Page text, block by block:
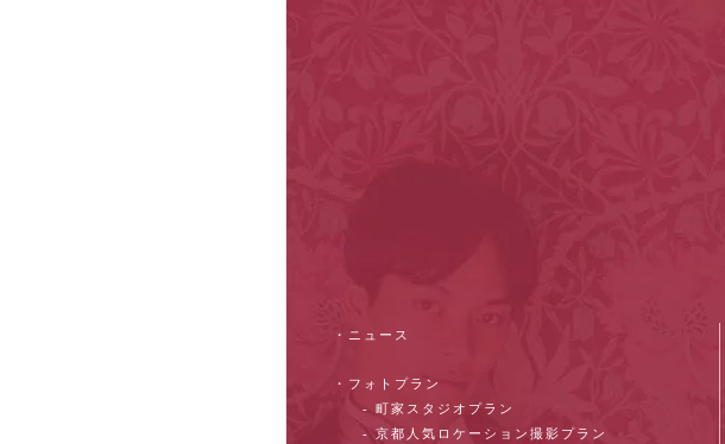
・ニュース
・フォトプラン
- 町家スタジオプラン
- 京都人気ロケーション撮影プラン